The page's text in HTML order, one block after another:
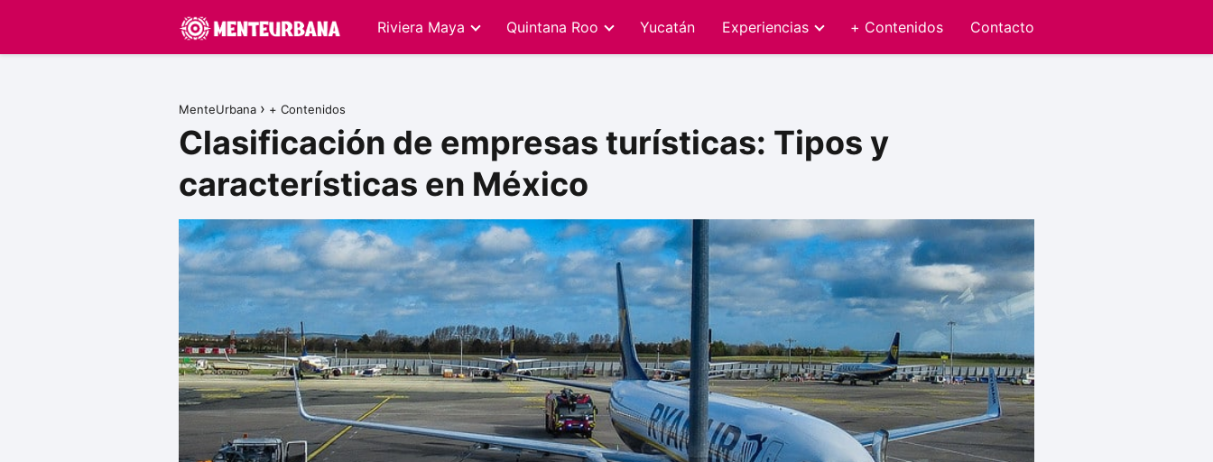
Riviera Maya Quintana Roo Yucatán Experiencias + Contenidos Contacto
MenteUrbana + Contenidos
Clasificación de empresas turísticas: Tipos y
características en México